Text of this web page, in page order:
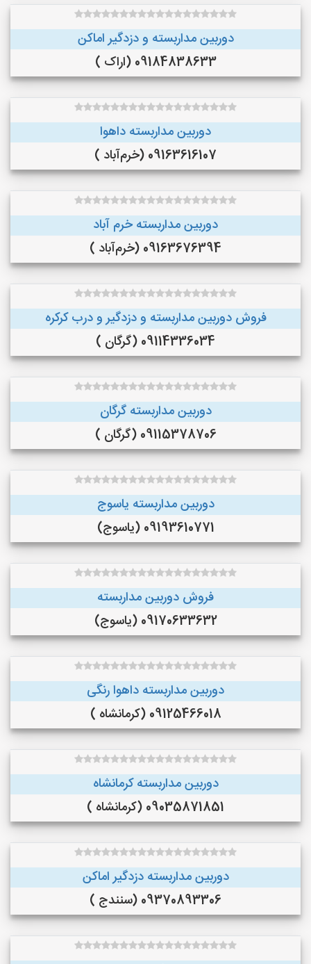
دوربین مداربسته و دزدگیر اماکن
09184838633 (اراک )
دوربین مداربسته داهوا
09163616107 (خرم‌آباد )
دوربین مداربسته خرم آباد
09163676394 (خرم‌آباد )
فروش دوربین مداربسته و دزدگیر و درب کرکره
09114336034 (گرگان )
دوربین مداربسته گرگان
09115378706 (گرگان )
دوربین مداربسته یاسوج
09193610771 (یاسوج)
فروش دوربین مداربسته
09170633632 (یاسوج)
دوربین مداربسته داهوا رنگی
09125466018 (کرمانشاه )
دوربین مداربسته کرمانشاه
09035871851 (کرمانشاه )
دوربین مداربسته دزدگیر اماکن
09370893306 (سنندج )